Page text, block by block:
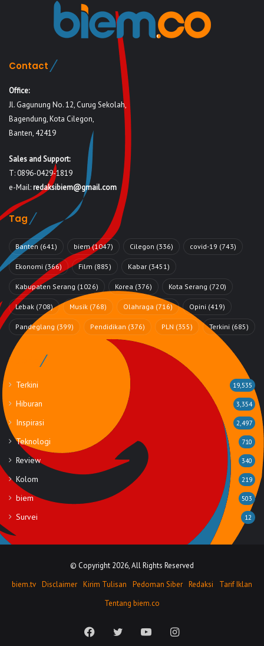
Contact
Office:
Jl. Gagunung No. 12, Curug Sekolah,
Bagendung, Kota Cilegon,
Banten, 42419
Sales and Support:
T: 0896-0429-1819
e-Mail:redaksibiem@gmail.com
Tag
Banten (641) biem(1047) Cilegon (336) covid-19 (743)
Ekonomi (366) Film (885) Kabar (3451)
Kabupaten Serang (1026) Korea (376) Kota Serang (720)
Lebak (708) Musik (768) Olahraga (716) Opini (419)
Pandeglang (399) Pendidikan (376) PLN (355) Terkini (685)
Rubrik
Terkini 19,535
Hiburan 3,354
Inspirasi 2,497
Teknologi 710
Review 340
Kolom 219
biem 503
Survei 12
© Copyright 2026, All Rights Reserved
biem.tv Disclaimer Kirim Tulisan Pedoman Siber Redaksi
Tarif Iklan
Tentang biem.co
FacebookTwitter YouTubeInstagram